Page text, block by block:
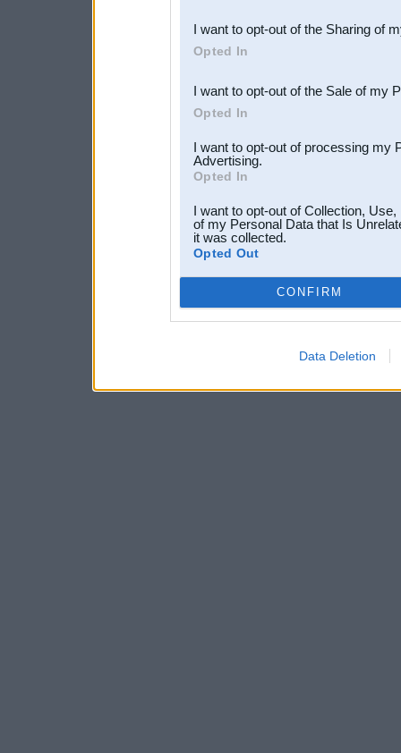
Downstream Participants
third parties.
I want to opt-out of the Sharing of
Opted In
I want to opt-out of the Sale of my
Opted In
I want to opt-out of processing my
Advertising.
Opted In
I want to opt-out of Collection,
of my Personal Data that Is
it was collected.
Opted Out
CONFIRM
Data Deletion